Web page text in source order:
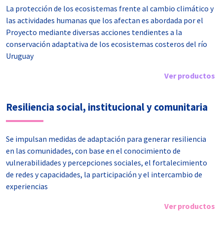
La protección de los ecosistemas frente al cambio climático y
las actividades humanas que los afectan es abordada por el
Proyecto mediante diversas acciones tendientes a la
conservación adaptativa de los ecosistemas costeros del río
Uruguay
Ver productos
Resiliencia social, institucional y comunitaria
Se impulsan medidas de adaptación para generar resiliencia
en las comunidades, con base en el conocimiento de
vulnerabilidades y percepciones sociales, el fortalecimiento
de redes y capacidades, la participación y el intercambio de
experiencias
Ver productos